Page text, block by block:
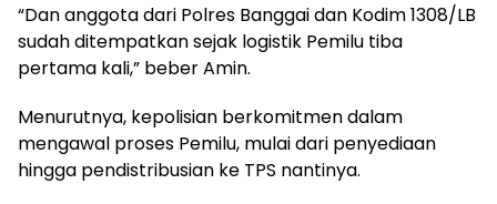
“Dan anggota dari Polres Banggai dan Kodim 1308/LB
sudah ditempatkan sejak logistik Pemilu tiba
pertama kali,” beber Amin.
Menurutnya, kepolisian berkomitmen dalam
mengawal proses Pemilu, mulai dari penyediaan
hingga pendistribusian ke TPS nantinya.